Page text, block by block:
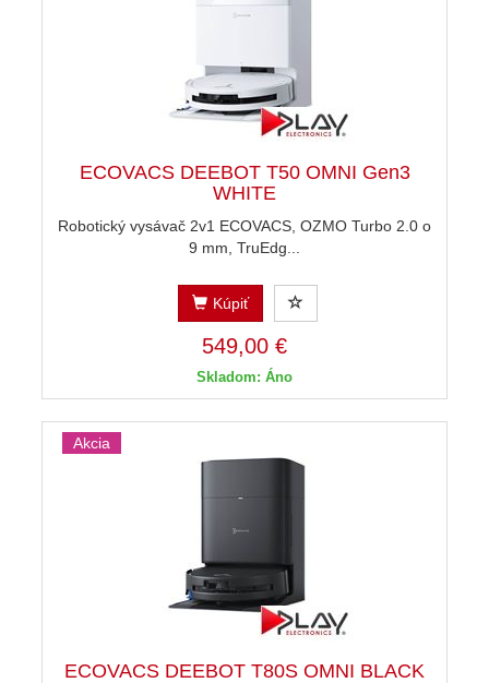
ECOVACS DEEBOT T50 OMNI Gen3
WHITE
Robotický vysávač 2v1 ECOVACS, OZMO Turbo 2.0 o
9 mm, TruEdg...
Kúpiť
549,00 €
Skladom: Áno
Akcia
ECOVACS DEEBOT T80S OMNI BLACK